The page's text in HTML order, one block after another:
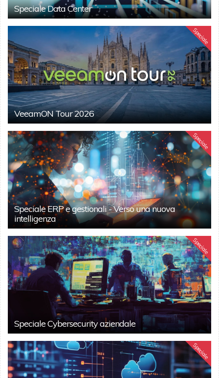
Speciale Data Center
Speciale
VeeamON Tour 2026
Speciale
Speciale ERP e gestionali - Verso una nuova
intelligenza
Speciale
Speciale Cybersecurity aziendale
Speciale